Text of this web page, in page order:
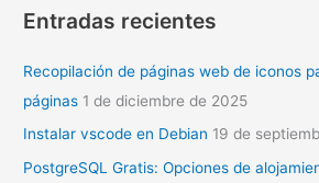
Entradas recientes
Recopilación de páginas web de iconos
páginas 1 de diciembre de 2025
Instalar vscode en Debian 19 de
PostgreSQL Gratis: Opciones de